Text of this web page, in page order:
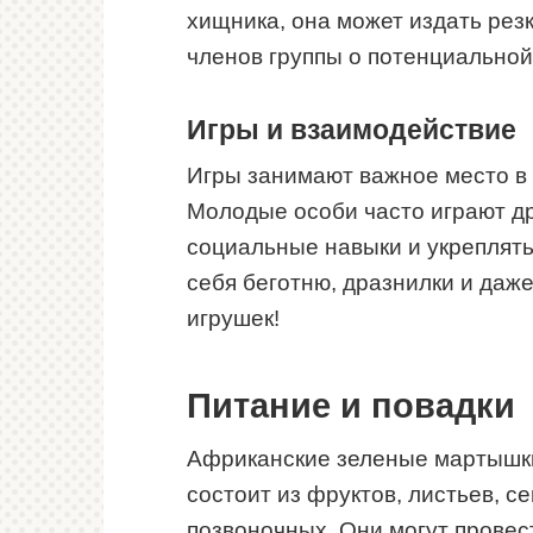
хищника, она может издать
членов группы о
Игры и взаимодействие
Игры занимают важное место
Молодые особи часто играют
социальные навыки и
себя беготню, дразнилки и даже
игрушек!
Питание и повадки
Африканские зеленые
состоит из фруктов, листьев,